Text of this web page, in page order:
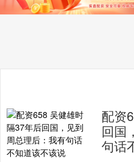
配资
回国
句话